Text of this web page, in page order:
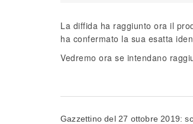
La diffida ha raggiunto ora il
ha confermato la sua esatta
Vedremo ora se intendano
Gazzettino del 27 ottobre 2019: